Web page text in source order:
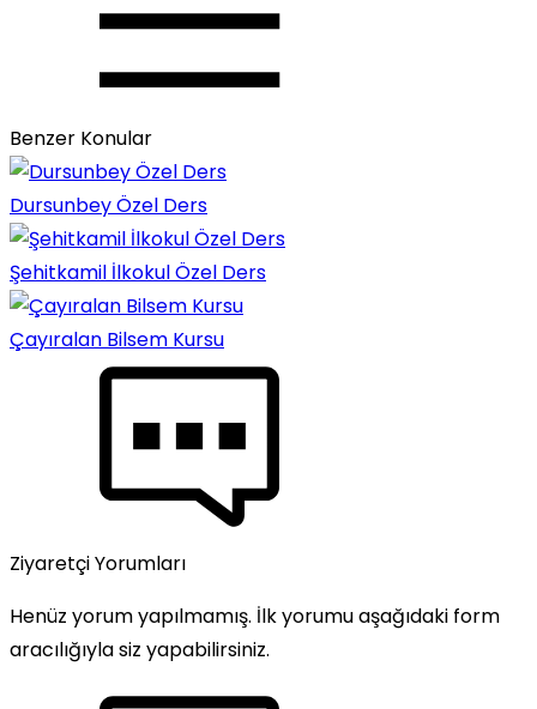
Benzer Konular
Dursunbey Özel Ders
Şehitkamil İlkokul Özel Ders
Çayıralan Bilsem Kursu
Ziyaretçi Yorumları
Henüz yorum yapılmamış. İlk yorumu aşağıdaki form
aracılığıyla siz yapabilirsiniz.